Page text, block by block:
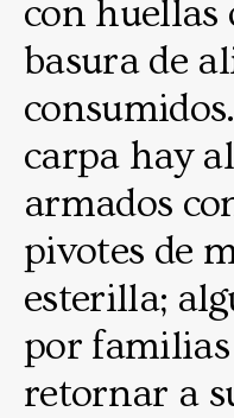
con huellas
basura de
carpa hay
armados
pivotes de
esterilla;
por
retornar a